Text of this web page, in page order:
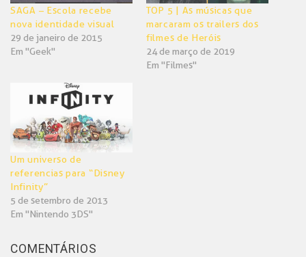
SAGA – Escola recebe
nova identidade visual
29 de janeiro de 2015
Em "Geek"
TOP 5 | As músicas que
marcaram os trailers dos
filmes de Heróis
24 de março de 2019
Em "Filmes"
Um universo de
referencias para “Disney
Infinity”
5 de setembro de 2013
Em "Nintendo 3DS"
COMENTÁRIOS